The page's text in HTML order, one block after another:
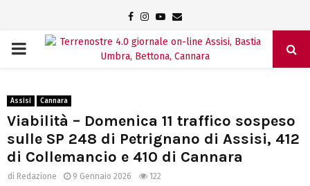
Facebook
Instagram
Youtube
Email
PRIMARY
Assisi Cannara
Viabilità – Domenica 11 traffico sospeso
sulle SP 248 di Petrignano di Assisi, 412
di Collemancio e 410 di Cannara
di Redazione 9 Gennaio 2026 122